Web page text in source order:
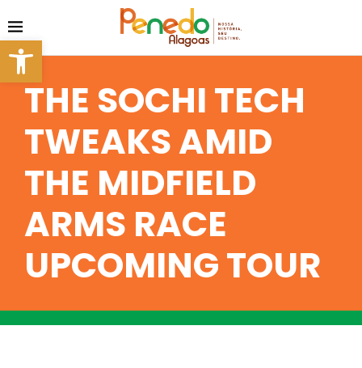
THE SOCHI TECH
TWEAKS AMID
THE MIDFIELD
ARMS RACE
UPCOMING TOUR
Barra de Ferramentas Aberta